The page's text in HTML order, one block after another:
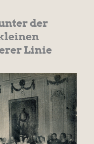
der
Linie